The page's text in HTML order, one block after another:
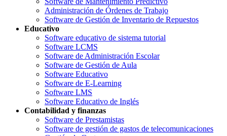
Administración de Órdenes de Trabajo
Software de Gestión de Inventario de Repuestos
Educativo
Software educativo de sistema tutorial
Software LCMS
Software de Administración Escolar
Software de Gestión de Aula
Software Educativo
Software de E-Learning
Software LMS
Software Educativo de Inglés
Contabilidad y finanzas
Software de Prestamistas
Software de gestión de gastos de telecomunicaciones